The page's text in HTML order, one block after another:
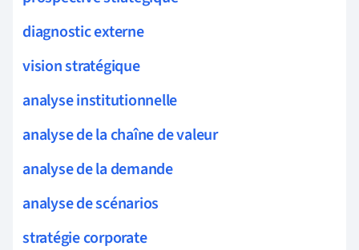
diagnostic externe
vision stratégique
analyse institutionnelle
analyse de la chaîne de valeur
analyse de la demande
analyse de scénarios
stratégie corporate